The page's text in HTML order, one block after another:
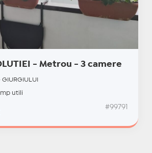
- Metrou - 3 camere
mp utili
#99791